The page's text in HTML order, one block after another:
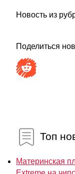
Новость из
Поделиться
Топ
Материнская